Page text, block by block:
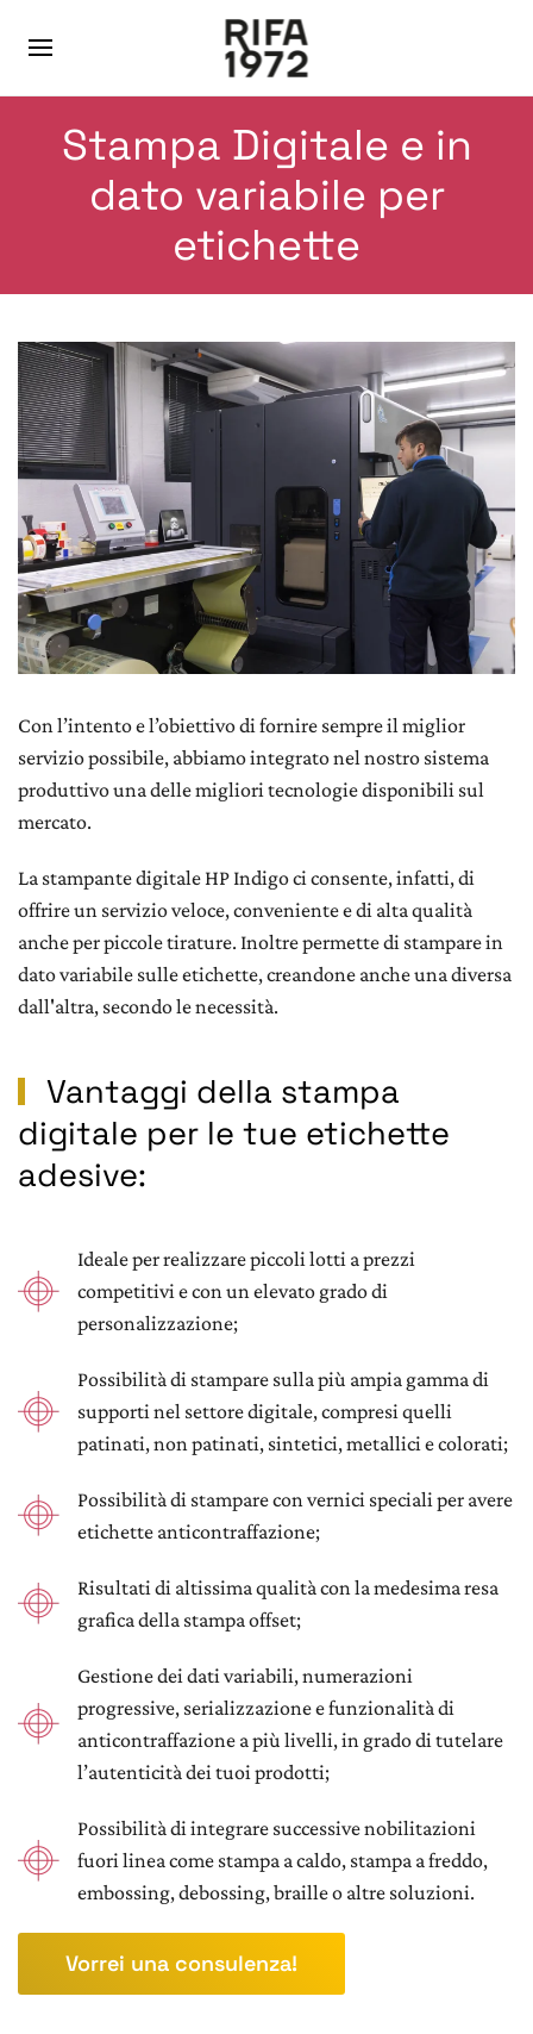
Stampa Digitale e in
dato variabile per
etichette
Con l’intento e l’obiettivo di fornire sempre il miglior
servizio possibile, abbiamo integrato nel nostro sistema
produttivo una delle migliori tecnologie disponibili sul
mercato.
La stampante digitale HP Indigo ci consente, infatti, di
offrire un servizio veloce, conveniente e di alta qualità
anche per piccole tirature. Inoltre permette di stampare in
dato variabile sulle etichette, creandone anche una diversa
dall'altra, secondo le necessità.
Vantaggi della stampa
digitale per le tue etichette
adesive:
Ideale per realizzare piccoli lotti a prezzi
competitivi e con un elevato grado di
personalizzazione;
Possibilità di stampare sulla più ampia gamma di
supporti nel settore digitale, compresi quelli
patinati, non patinati, sintetici, metallici e colorati;
Possibilità di stampare con vernici speciali per avere
etichette anticontraffazione;
Risultati di altissima qualità con la medesima resa
grafica della stampa offset;
Gestione dei dati variabili, numerazioni
progressive, serializzazione e funzionalità di
anticontraffazione a più livelli, in grado di tutelare
l’autenticità dei tuoi prodotti;
Possibilità di integrare successive nobilitazioni
fuori linea come stampa a caldo, stampa a freddo,
embossing, debossing, braille o altre soluzioni.
Vorrei una consulenza!